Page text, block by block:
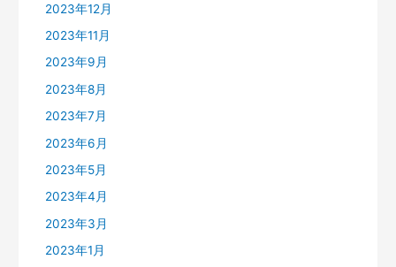
2023年12月
2023年11月
2023年9月
2023年8月
2023年7月
2023年6月
2023年5月
2023年4月
2023年3月
2023年1月